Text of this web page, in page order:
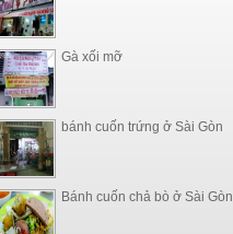
Gà xối mỡ
bánh cuốn trứng ở Sài Gòn
Bánh cuốn chả bò ở Sài Gòn